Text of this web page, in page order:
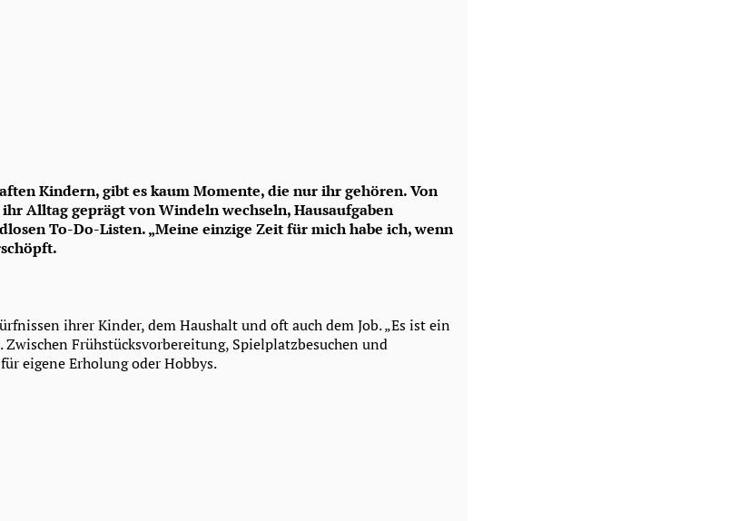
Kindern, gibt es kaum Momente, die nur ihr gehören. Von
Alltag geprägt von Windeln wechseln, Hausaufgaben
To-Do-Listen. „Meine einzige Zeit für mich habe ich, wenn
ihrer Kinder, dem Haushalt und oft auch dem Job. „Es ist ein
Zwischen Frühstücksvorbereitung, Spielplatzbesuchen und
eigene Erholung oder Hobbys.